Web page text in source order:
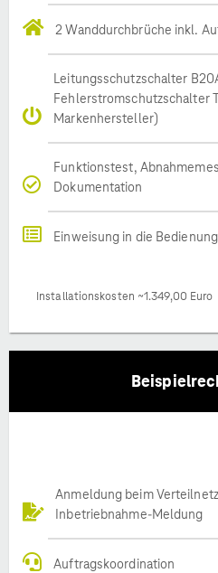
2 Wanddurchbrüche inkl.
Leitungsschutzschalter
Fehlerstromschutzschalter
Markenhersteller)
Funktionstest,
Dokumentation
Einweisung in die
Installationskosten ~1.349,00 Euro
Anmeldung beim
Inbetriebnahme-Meldung
Auftragskoordination